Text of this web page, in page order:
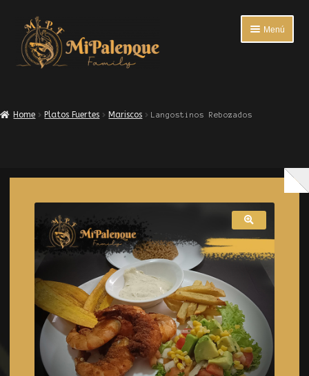
Menú
ACOMPAÑANTES
ENCUESTA DE SATISFACCIÓN
Home Platos Fuertes Mariscos Langostinos Rebozados